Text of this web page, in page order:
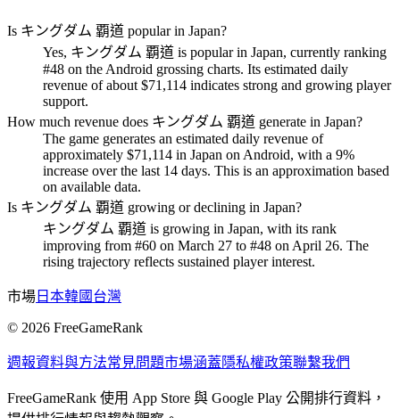
Is キングダム 覇道 popular in Japan?
Yes, キングダム 覇道 is popular in Japan, currently ranking
#48 on the Android grossing charts. Its estimated daily
revenue of about $71,114 indicates strong and growing player
support.
How much revenue does キングダム 覇道 generate in Japan?
The game generates an estimated daily revenue of
approximately $71,114 in Japan on Android, with a 9%
increase over the last 14 days. This is an approximation based
on available data.
Is キングダム 覇道 growing or declining in Japan?
キングダム 覇道 is growing in Japan, with its rank
improving from #60 on March 27 to #48 on April 26. The
rising trajectory reflects sustained player interest.
市場 日本韓國 台灣
© 2026 FreeGameRank
週報資料與方法常見問題市場涵蓋隱私權政策聯繫我們
FreeGameRank 使用 App Store 與 Google Play 公開排行資料，